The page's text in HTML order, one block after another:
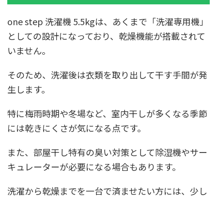
one step 洗濯機 5.5kgは、あくまで「洗濯専用機」
としての設計になっており、乾燥機能が搭載されて
いません。
そのため、洗濯後は衣類を取り出して干す手間が発
生します。
特に梅雨時期や冬場など、室内干しが多くなる季節
には乾きにくさが気になる点です。
また、部屋干し特有の臭い対策として除湿機やサー
キュレーターが必要になる場合もあります。
洗濯から乾燥までを一台で済ませたい方には、少し